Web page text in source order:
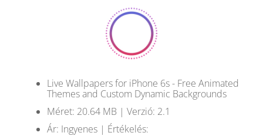
Live Wallpapers for iPhone 6s - Free Animated
Themes and Custom Dynamic Backgrounds
Méret: 20.64 MB | Verzió: 2.1
Ár: Ingyenes | Értékelés: